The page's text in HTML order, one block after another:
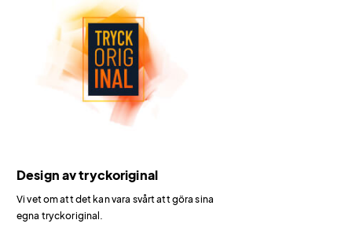
Design av tryckoriginal
Vi vet om att det kan vara svårt att göra sina
egna tryckoriginal.